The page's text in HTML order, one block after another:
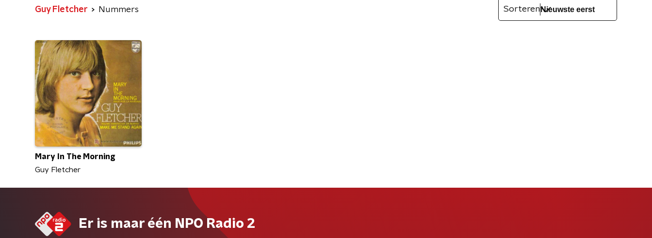
Guy Fletcher Nummers Sorteren
Mary In The Morning
Guy Fletcher
Er is maar één NPO Radio 2